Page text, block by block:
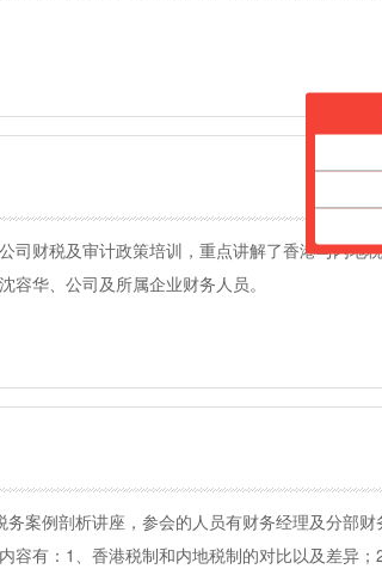
司财税及审计政策培训，重点讲解了香港与内地
华、公司及所属企业财务人员。
案例剖析讲座，参会的人员有财务经理及分部财
容有：1、香港税制和内地税制的对比以及差异；